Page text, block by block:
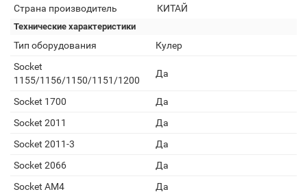
Страна производитель
КИТАЙ
Технические характеристики
Тип оборудования
Кулер
Socket
1155/1156/1150/1151/1200
Да
Socket 1700
Да
Socket 2011
Да
Socket 2011-3
Да
Socket 2066
Да
Socket AM4
Да